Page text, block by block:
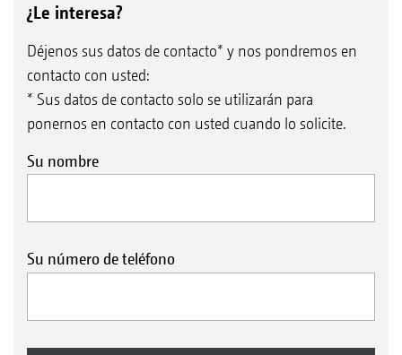
¿Le interesa?
Déjenos sus datos de contacto* y nos pondremos en
contacto con usted:
* Sus datos de contacto solo se utilizarán para
ponernos en contacto con usted cuando lo solicite.
Su nombre
Su número de teléfono